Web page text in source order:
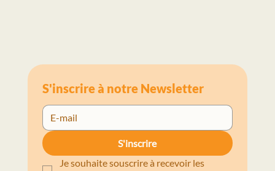
S'inscrire à notre Newsletter
S'inscrire
Je souhaite souscrire à recevoir les